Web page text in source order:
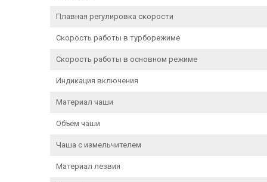
Плавная регулировка скорости
Скорость работы в турборежиме
Скорость работы в основном режиме
Индикация включения
Материал чаши
Объем чаши
Чаша с измельчителем
Материал лезвия